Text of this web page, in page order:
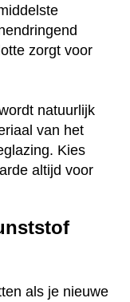
zorgt voor
natuurlijk
van het
Kies
altijd voor
als je nieuwe